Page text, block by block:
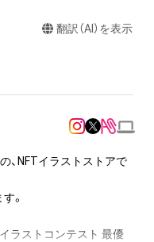
び映像、音楽、商標または
らの権利につき登録等を
またはその管理委託を受
そのため、本アイテム
に関する創作物にかかる
。
隣接権の権利者またはそ
を超えた行為、知的財産
翻訳（AI）を表示
、NFTイラストストアで
。
ラストコンテスト 最優